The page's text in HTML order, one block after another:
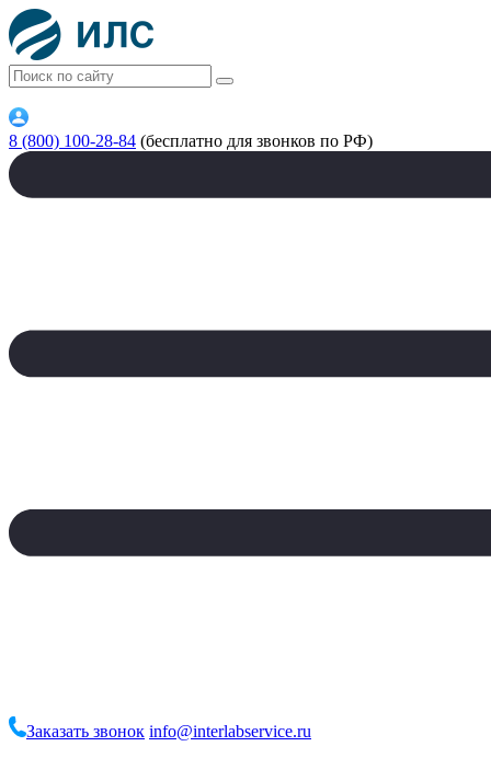
8 (800) 100-28-84 (бесплатно для звонков по РФ)
Заказать звонок info@interlabservice.ru